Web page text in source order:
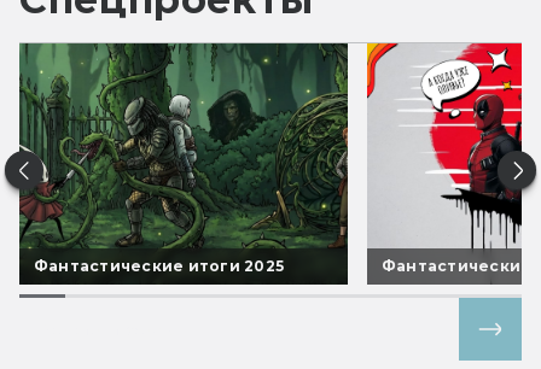
Фантастические итоги 2025 Фантастические